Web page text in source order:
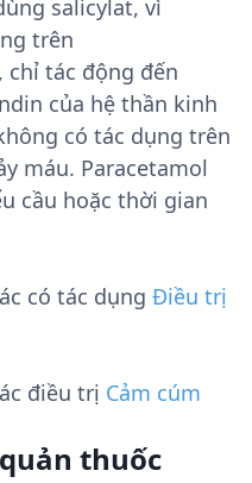
salicylat, vì
trên
chỉ tác động đến
của hệ thần kinh
có tác dụng trên
máu. Paracetamol
cầu hoặc thời gian
có tác dụng Điều trị
điều trị Cảm cúm
thuốc